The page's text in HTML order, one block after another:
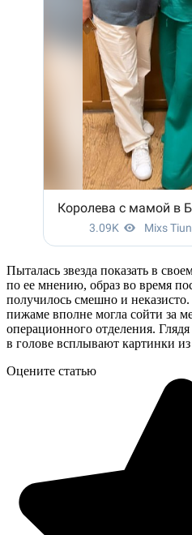
Пыталась звезда показать в
по ее мнению, образ во время
получилось смешно и
пижаме вполне могла сойти за
операционного отделения.
в голове всплывают картинки
Оцените статью